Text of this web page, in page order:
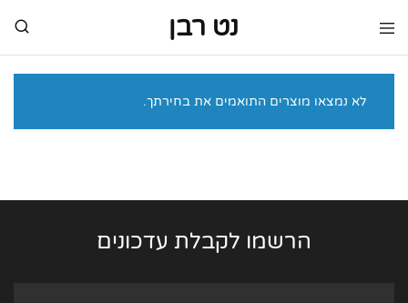
נט רבן
נט
יוקרה
מותגי
לא נמצאו מוצרים התואמים את בחירתך.
הרשמו לקבלת עדכונים